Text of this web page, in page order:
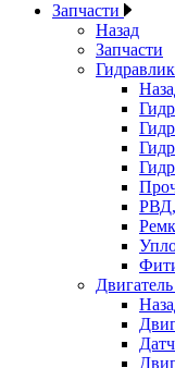
Запчасти
Назад
Запчасти
РВД,
Двигатель